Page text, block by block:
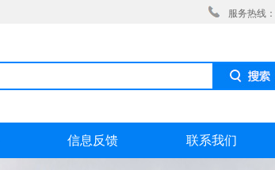
服务热线：
信息反馈 联系我们